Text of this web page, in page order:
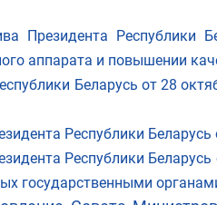
Президента
аппарата и повышении
Беларусь от 28
Республики
Республики
государственными